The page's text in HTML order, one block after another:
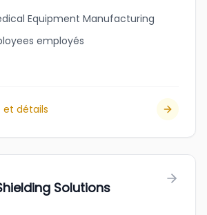
Equipment Manufacturing
employés
et détails
Solutions